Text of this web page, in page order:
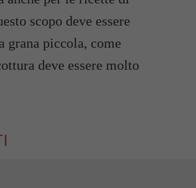
scopo deve essere
grana piccola, come
deve essere molto